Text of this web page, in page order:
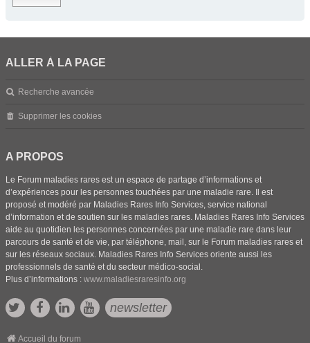
ALLER À LA PAGE
Recherche avancée
Supprimer les cookies
A PROPOS
Le Forum maladies rares est un espace de partage d’informations et
d’expériences pour les personnes touchées par une maladie rare. Il est
proposé et modéré par Maladies Rares Info Services, service national
d’information et de soutien sur les maladies rares. Maladies Rares Info Services
aide au quotidien les personnes concernées par une maladie rare dans leur
parcours de santé et de vie, par téléphone, mail, sur le Forum maladies rares et
sur les réseaux sociaux. Maladies Rares Info Services oriente aussi les
professionnels de santé et du secteur médico-social.
Plus d’informations : www.maladiesraresinfo.org
newsletter
Accueil du forum